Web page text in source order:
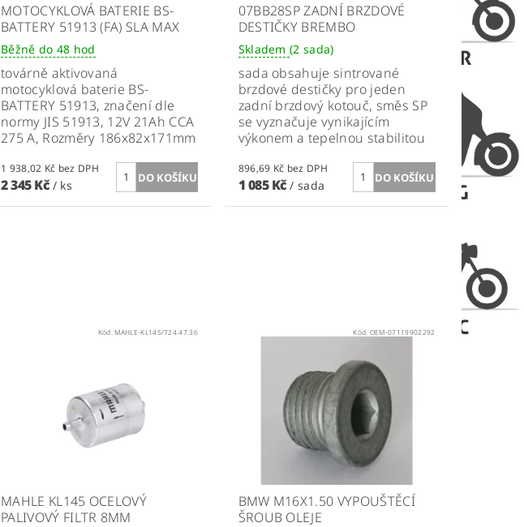
MOTOCYKLOVÁ BATERIE BS-
BATTERY 51913 (FA) SLA MAX
Běžně do 48 hod
továrně aktivovaná
motocyklová baterie BS-
BATTERY 51913, značení dle
normy JIS 51913, 12V 21Ah CCA
275 A, Rozměry 186x82x171mm
1 938,02 Kč bez DPH
2 345 Kč / ks
07BB28SP ZADNÍ BRZDOVÉ
DESTIČKY BREMBO
Skladem(2 sada)
sada obsahuje sintrované
brzdové destičky pro jeden
zadní brzdový kotouč, směs SP
se vyznačuje vynikajícím
výkonem a tepelnou stabilitou
896,69 Kč bez DPH
1 085 Kč/ sada
Kód:MAHLE-KL145/724.47.36
MAHLE KL145 OCELOVÝ
PALIVOVÝ FILTR 8MM
Kód: OEM-07119902292
BMW M16X1.50 VYPOUŠTĚCÍ
ŠROUB OLEJE